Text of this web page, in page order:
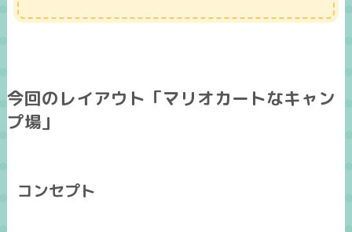
今回のレイアウト「マリオカートなキャン
プ場」
コンセプト